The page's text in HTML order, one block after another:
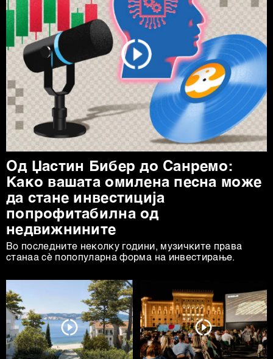
Од Џастин Бибер до Санремо:
Како вашата омилена песна може
да стане инвестиција
попрофитабилна од
недвижнините
Во последните неколку години, музичките права
станаа сè попопуларна форма на инвестирање.